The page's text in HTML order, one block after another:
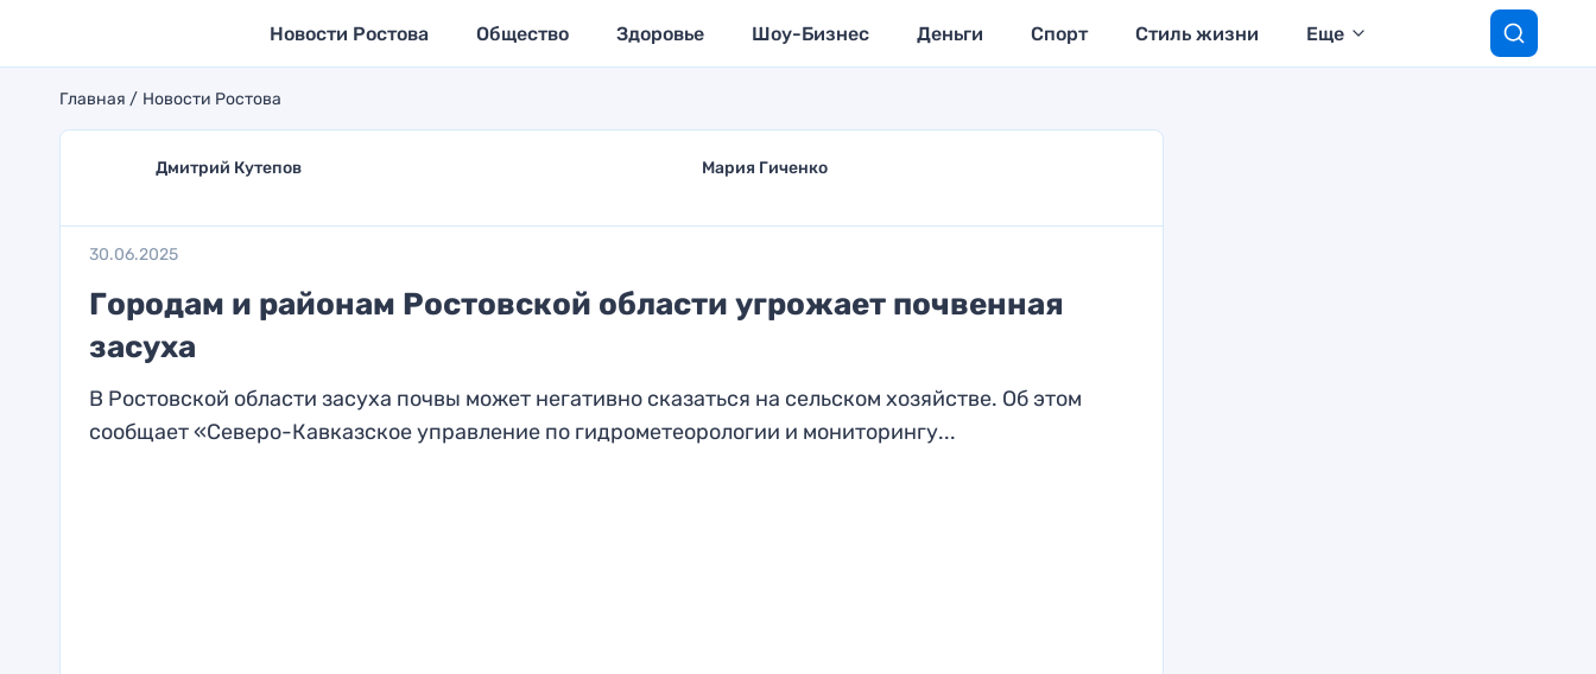
Новости Ростова Общество Здоровье Шоу-Бизнес Деньги Спорт Стиль жизни Еще
Главная Новости Ростова
Дмитрий Кутепов Мария Гиченко
30.06.2025
Городам и районам Ростовской области угрожает почвенная
засуха
В Ростовской области засуха почвы может негативно сказаться на сельском хозяйстве. Об этом
сообщает «Северо-Кавказское управление по гидрометеорологии и мониторингу...